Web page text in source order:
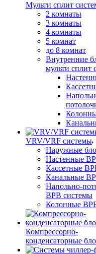
Мульти сплит
2 комнаты
3 комнаты
4 комнаты
5 комнат
до 8 комнат
Внутренние
мульти сплит
VRV/VRF системы
Наружные
Настенные
Кассетные
Канальные
Напольно-
ВРВ системы
Колонные
Компрессорно-
конденсаторные